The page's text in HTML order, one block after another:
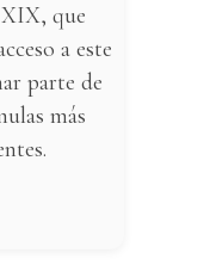
que
a este
parte de
más